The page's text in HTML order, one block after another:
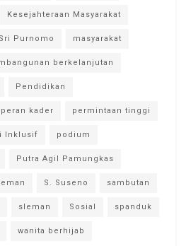
Kesejahteraan Masyarakat
Purnomo masyarakat
berkelanjutan
Pendidikan
peran kader permintaan tinggi
Inklusif podium
Putra Agil Pamungkas
S. Suseno sambutan
sleman Sosial spanduk
wanita berhijab